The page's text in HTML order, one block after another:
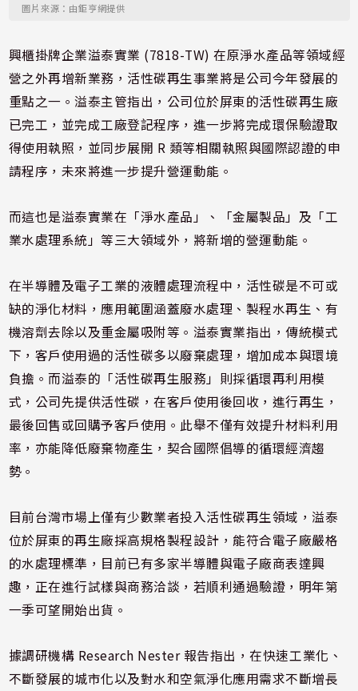
圖片來源：由鉅亨網提供
興櫃掛牌企業溢泰實業 (7818-TW) 在原淨水產品等領域經
營之外再增新業務，活性碳再生事業將是公司今年發展的
重點之一。溢泰主管指出，公司位於屏東的活性碳再生廠
已完工，並完成工廠登記程序，進一步將完成環保驗證取
得使用執照，並同步展開 R 類等相關執照與國際認證的申
請程序，未來將進一步提升營運動能。
而這也是溢泰實業在「淨水產品」、「金屬製品」及「工
業水處理系統」等三大領域外，將新增的營運動能。
在半導體及電子工業的液體處理流程中，活性碳是不可或
缺的淨化材料，應用範圍涵蓋廢水處理、製程水再生、有
機溶劑去除以及重金屬吸附等。溢泰實業指出，傳統模式
下，客戶使用過的活性碳多以廢棄處理，增加成本與環境
負擔。而溢泰的「活性碳再生服務」則採循環再利用模
式，公司先提供活性碳，在客戶使用後回收，進行再生，
最後回售或回購予客戶使用。此舉不僅有效提升材料利用
率，亦能降低廢棄物產生，契合國際倡導的循環經濟趨
勢。
目前台灣市場上僅有少數業者投入活性碳再生領域，溢泰
位於屏東的再生廠採高規格製程設計，能符合電子廠嚴格
的水處理標準，目前已有多家半導體與電子廠商表達興
趣，正在進行試樣與商務洽談，若順利通過驗證，明年第
一季可望開始出貨。
據調研機構 Research Nester 報告指出，在快速工業化、
不斷發展的城市化以及對水和空氣淨化應用需求不斷增長